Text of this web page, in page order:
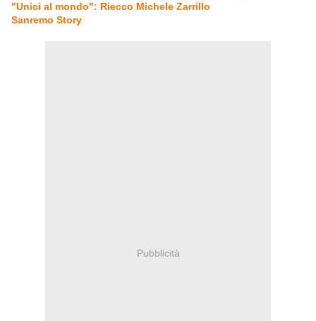
"Unici al mondo": Riecco Michele Zarrillo
Sanremo Story
Pubblicità